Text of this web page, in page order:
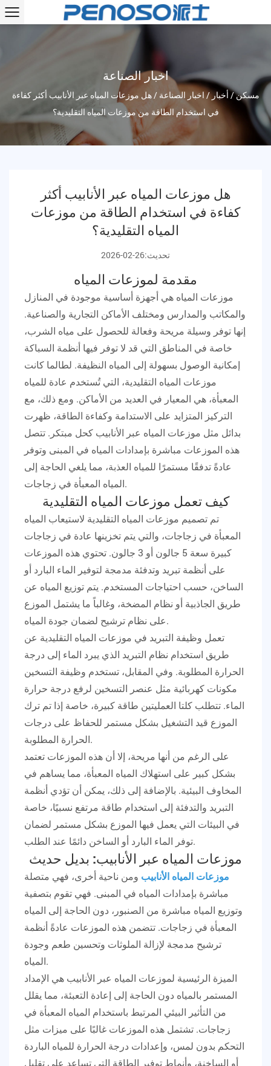
اخبار الصناعة
مسكن/ أخبار/اخبار الصناعة /هل موزعات المياه عبر الأنابيب أكثر كفاءة
في استخدام الطاقة من موزعات المياه التقليدية؟
هل موزعات المياه عبر الأنابيب أكثر
كفاءة في استخدام الطاقة من موزعات
المياه التقليدية؟
تحديث:26-02-2026
مقدمة لموزعات المياه
موزعات المياه هي أجهزة أساسية موجودة في المنازل
والمكاتب والمدارس ومختلف الأماكن التجارية والصناعية.
إنها توفر وسيلة مريحة وفعالة للحصول على مياه الشرب،
خاصة في المناطق التي قد لا توفر فيها أنظمة السباكة
إمكانية الوصول بسهولة إلى المياه النظيفة. لطالما كانت
موزعات المياه التقليدية، التي تُستخدم عادة للمياه
المعبأة، هي المعيار في العديد من الأماكن. ومع ذلك، مع
التركيز المتزايد على الاستدامة وكفاءة الطاقة، ظهرت
بدائل مثل موزعات المياه عبر الأنابيب كحل مبتكر. تتصل
هذه الموزعات مباشرة بإمدادات المياه في المبنى وتوفر
عادةً تدفقًا مستمرًا للمياه العذبة، مما يلغي الحاجة إلى
المياه المعبأة في زجاجات.
كيف تعمل موزعات المياه التقليدية
تم تصميم موزعات المياه التقليدية لاستيعاب المياه
المعبأة في زجاجات، والتي يتم تخزينها عادة في زجاجات
كبيرة سعة 5 جالون أو 3 جالون. تحتوي هذه الموزعات
على أنظمة تبريد وتدفئة مدمجة لتوفير الماء البارد أو
الساخن، حسب احتياجات المستخدم. يتم توزيع المياه عن
طريق الجاذبية أو نظام المضخة، وغالباً ما يشتمل الموزع
على نظام ترشيح لضمان جودة المياه.
تعمل وظيفة التبريد في موزعات المياه التقليدية عن
طريق استخدام نظام التبريد الذي يبرد الماء إلى درجة
الحرارة المطلوبة. وفي المقابل، تستخدم وظيفة التسخين
مكونات كهربائية مثل عنصر التسخين لرفع درجة حرارة
الماء. تتطلب كلتا العمليتين طاقة كبيرة، خاصة إذا تم ترك
الموزع قيد التشغيل بشكل مستمر للحفاظ على درجات
الحرارة المطلوبة.
على الرغم من أنها مريحة، إلا أن هذه الموزعات تعتمد
بشكل كبير على استهلاك المياه المعبأة، مما يساهم في
المخاوف البيئية. بالإضافة إلى ذلك، يمكن أن تؤدي أنظمة
التبريد والتدفئة إلى استخدام طاقة مرتفع نسبيًا، خاصة
في البيئات التي يعمل فيها الموزع بشكل مستمر لضمان
توفر الماء البارد أو الساخن دائمًا عند الطلب.
موزعات المياه عبر الأنابيب: بديل حديث
موزعات المياه الأنابيب ومن ناحية أخرى، فهي متصلة
مباشرة بإمدادات المياه في المبنى. فهي تقوم بتصفية
وتوزيع المياه مباشرة من الصنبور، دون الحاجة إلى المياه
المعبأة في زجاجات. تتضمن هذه الموزعات عادةً أنظمة
ترشيح مدمجة لإزالة الملوثات وتحسين طعم وجودة
المياه.
الميزة الرئيسية لموزعات المياه عبر الأنابيب هي الإمداد
المستمر بالمياه دون الحاجة إلى إعادة التعبئة، مما يقلل
من التأثير البيئي المرتبط باستخدام المياه المعبأة في
زجاجات. تشتمل هذه الموزعات غالبًا على ميزات مثل
التحكم بدون لمس، وإعدادات درجة الحرارة للمياه الباردة
أو الساخنة، وأنماط توفير الطاقة التي تساعد على تقليل